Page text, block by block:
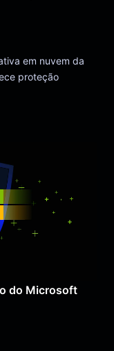
em nuvem da
proteção
do Microsoft